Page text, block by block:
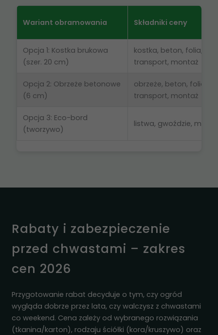
Wariant obramowania Składniki ceny
Opcja 1: Kostka brukowa
(szer. 20 cm)
kostka, beton, folia,
transport, montaż
Opcja 2: Obrzeże betonowe
(6 cm)
obrzeże, beton, folia,
transport, montaż
Opcja 3: Eco-bord
(tworzywo)
listwa, gwoździe,
Rabaty i zabezpieczenie
przed chwastami – zakres
cen 2026
Przygotowanie rabat decyduje o tym, czy ogród
wygląda dobrze przez lata, czy walczysz z chwastami
co weekend. Cena zależy od wybranego rozwiązania
(tkanina/karton), rodzaju ściółki (kora/kruszywo) oraz
do
strony
Abyśmy mogli
funkcjonalność
strony
strona
działała jak
Jeśli odrzucisz
te pliki cookie,
niektóre funkcje
znikną ze strony